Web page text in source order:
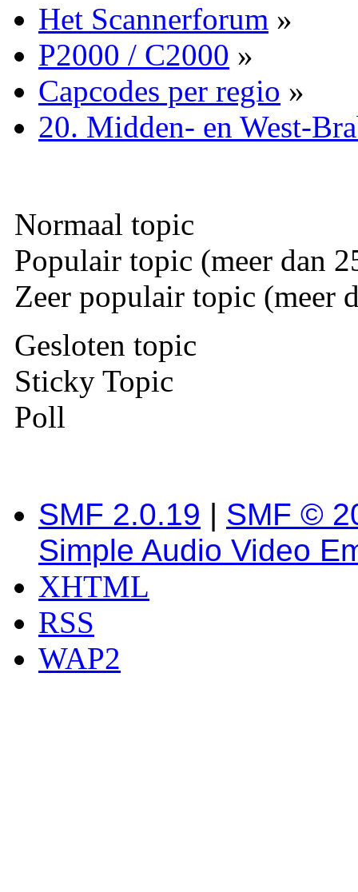
Het Scannerforum »
P2000 / C2000 »
Capcodes per regio »
20. Midden- en West-
Normaal topic
Populair topic (meer dan
Zeer populair topic (meer
Gesloten topic
Sticky Topic
Poll
SMF 2.0.19 | SMF ©
Simple Audio Video
XHTML
RSS
WAP2